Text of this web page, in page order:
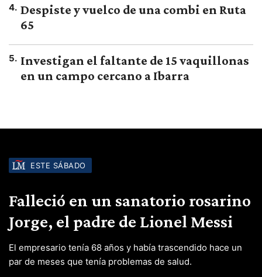
4. Despiste y vuelco de una combi en Ruta
65
5. Investigan el faltante de 15 vaquillonas
en un campo cercano a Ibarra
ESTE SÁBADO
Falleció en un sanatorio rosarino
Jorge, el padre de Lionel Messi
El empresario tenía 68 años y había trascendido hace un
par de meses que tenía problemas de salud.